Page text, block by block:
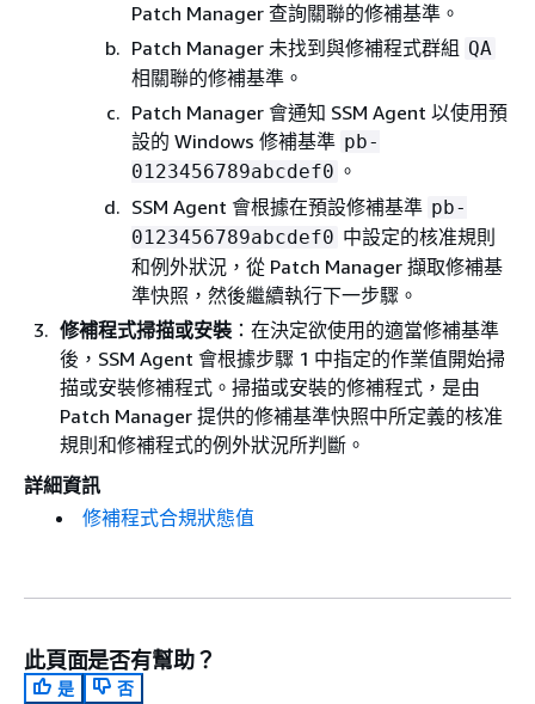
Patch Manager 查詢關聯的修補基準。
Patch Manager 未找到與修補程式群組 QA
相關聯的修補基準。
Patch Manager 會通知 SSM Agent 以使用預
設的 Windows 修補基準 pb-
0123456789abcdef0 。
SSM Agent 會根據在預設修補基準 pb-
0123456789abcdef0 中設定的核准規則
和例外狀況，從 Patch Manager 擷取修補基
準快照，然後繼續執行下一步驟。
修補程式掃描或安裝 ：在決定欲使用的適當修補基準
後，SSM Agent 會根據步驟 1 中指定的作業值開始掃
描或安裝修補程式。掃描或安裝的修補程式，是由
Patch Manager 提供的修補基準快照中所定義的核准
規則和修補程式的例外狀況所判斷。
詳細資訊
修補程式合規狀態值
此頁面是否有幫助？
是
否